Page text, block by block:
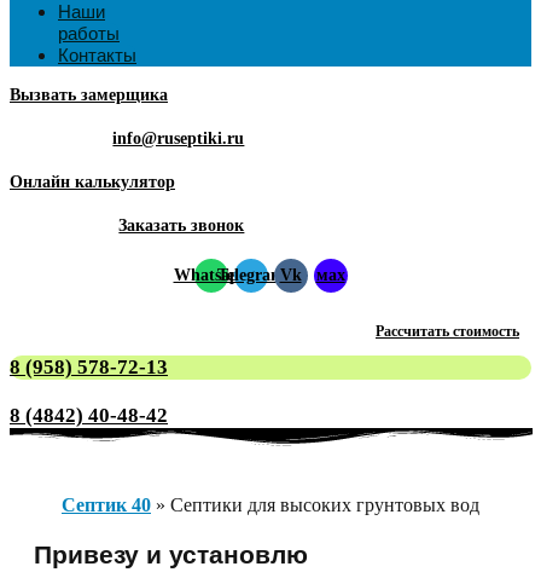
Наши
работы
Контакты
Вызвать замерщика
info@ruseptiki.ru
Онлайн калькулятор
Заказать звонок
WhatsappTelegramVk мах
Рассчитать стоимость
8 (958) 578-72-13
8 (4842) 40-48-42
Септик 40 » Септики для высоких грунтовых вод
Привезу и установлю